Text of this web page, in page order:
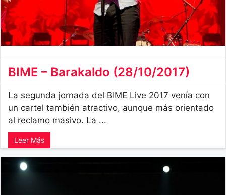
BIME – Barakaldo (28/10/2017)
La segunda jornada del BIME Live 2017 venía con
un cartel también atractivo, aunque más orientado
al reclamo masivo. La ...
Leer Más